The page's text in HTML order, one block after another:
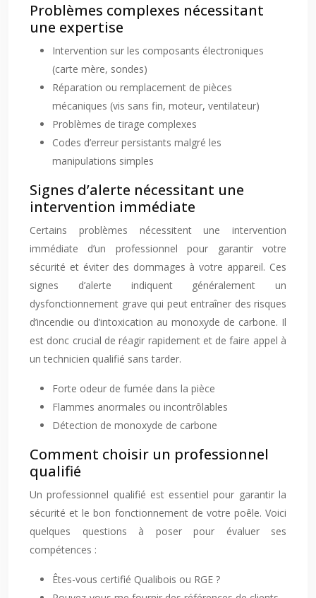
Problèmes complexes nécessitant
une expertise
Intervention sur les composants électroniques
(carte mère, sondes)
Réparation ou remplacement de pièces
mécaniques (vis sans fin, moteur, ventilateur)
Problèmes de tirage complexes
Codes d’erreur persistants malgré les
manipulations simples
Signes d’alerte nécessitant une
intervention immédiate
Certains problèmes nécessitent une intervention
immédiate d’un professionnel pour garantir votre
sécurité et éviter des dommages à votre appareil. Ces
signes d’alerte indiquent généralement un
dysfonctionnement grave qui peut entraîner des risques
d’incendie ou d’intoxication au monoxyde de carbone. Il
est donc crucial de réagir rapidement et de faire appel à
un technicien qualifié sans tarder.
Forte odeur de fumée dans la pièce
Flammes anormales ou incontrôlables
Détection de monoxyde de carbone
Comment choisir un professionnel
qualifié
Un professionnel qualifié est essentiel pour garantir la
sécurité et le bon fonctionnement de votre poêle. Voici
quelques questions à poser pour évaluer ses
compétences :
Êtes-vous certifié Qualibois ou RGE ?